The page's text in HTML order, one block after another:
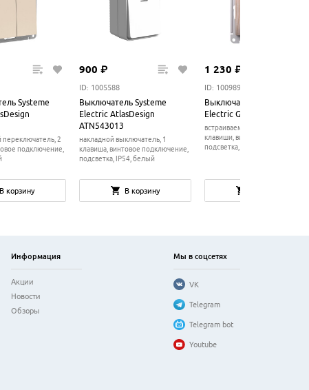
Systeme
переключатель, 2
подключение,
В корзину
900 ₽
ID: 1005588
Выключатель Systeme
Electric AtlasDesign
ATN543013
накладной выключатель, 1
клавиша, винтовое подключение,
подсветка, IP54, белый
В корзину
1 230 ₽
ID: 1009897
Выключатель Systeme
Electric Glossa GSL001553
встраиваемый выключатель, 2
клавиши, винтовое
подсветка, IP20, коричневый
Информация
Акции
Новости
Обзоры
Мы в соцсетях
VK
Telegram
Telegram bot
Youtube